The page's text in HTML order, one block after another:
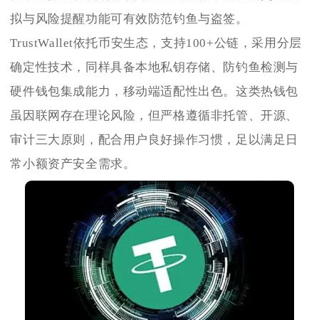
拟与风险提醒功能可有效防范钓鱼与盗签。
TrustWallet依托币安生态，支持100+公链，采用分层
确定性技术，同样具备本地私钥存储、防钓鱼检测与
硬件钱包集成能力，移动端适配性出色。这类热钱包
虽因联网存在理论风险，但严格遵循非托管、开源、
审计三大原则，配合用户良好操作习惯，足以满足日
常小额资产安全需求。